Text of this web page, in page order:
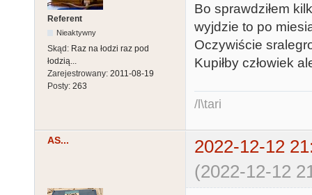
Referent
Nieaktywny
Skąd: Raz na łodzi raz pod
łodzią...
Zarejestrowany: 2011-08-19
Posty: 263
Bo sprawdziłem
wyjdzie to po
Oczywiście
Kupiłby człowiek
/l\tari
AS...
2022-12-12
(2022-12-12